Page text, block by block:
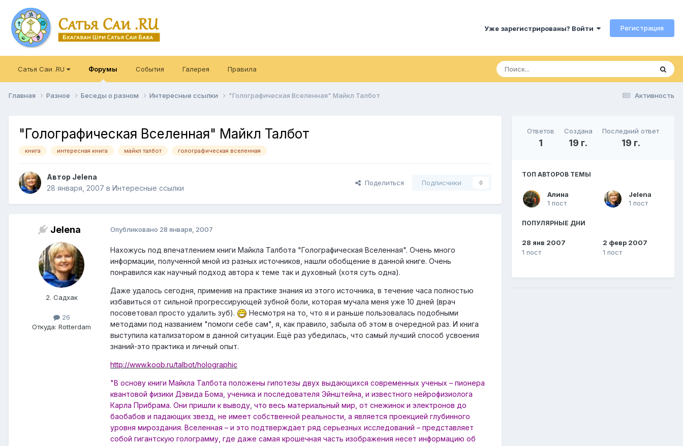
Уже зарегистрированы? Войти Регистрация
Сатья Саи .RU Форумы События Галерея Правила
Активность
Главная Разное Беседы о разном Интересные ссылки "Голографическая Вселенная" Майкл Талбот
"Голографическая Вселенная" Майкл Талбот
книга интересная книга майкл талбот голографическая вселенная
Автор Jelena
28 января, 2007 в Интересные ссылки
Поделиться Подписчики 0
Jelena
2. Садхак
26
Откуда: Rotterdam
Опубликовано 28 января, 2007
Нахожусь под впечатлением книги Майкла Талбота "Голографическая Вселенная". Очень много
информации, полученной мной из разных источников, нашли обобщение в данной книге. Очень
понравился как научный подход автора к теме так и духовный (хотя суть одна).
Даже удалось сегодня, применив на практике знания из этого источника, в течение часа полностью
избавиться от сильной прогрессирующей зубной боли, которая мучала меня уже 10 дней (врач
посоветовал просто удалить зуб).
Несмотря на то, что я и раньше пользовалась подобными
методами под названием "помоги себе сам", я, как правило, забыла об этом в очередной раз. И книга
выступила катализатором в данной ситуации. Ещё раз убедилась, что самый лучший способ усвоения
знаний-это практика и личный опыт.
http://www.koob.ru/talbot/holographic
"В основу книги Майкла Талбота положены гипотезы двух выдающихся современных ученых – пионера
квантовой физики Дэвида Бома, ученика и последователя Эйнштейна, и известного нейрофизиолога
Карла Прибрама. Они пришли к выводу, что весь материальный мир, от снежинок и электронов до
баобабов и падающих звезд, не имеет собственной реальности, а является проекцией глубинного
уровня мироздания. Вселенная – и это подтверждает ряд серьезных исследований – представляет
собой гигантскую голограмму, где даже самая крошечная часть изображения несет информацию об
Ответов
1
Создана
19 г.
Последний ответ
19 г.
ТОП АВТОРОВ ТЕМЫ
Алина
1 пост
Jelena
1 пост
ПОПУЛЯРНЫЕ ДНИ
28 янв 2007
1 пост
2 февр 2007
1 пост